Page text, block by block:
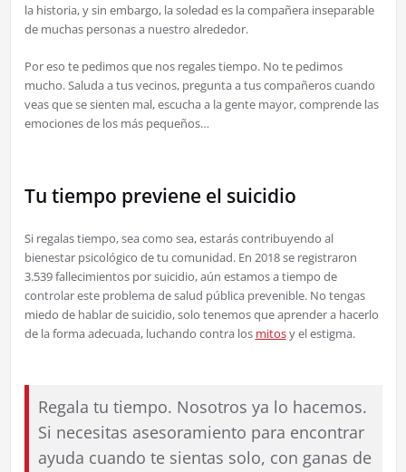
la historia, y sin embargo, la soledad es la compañera inseparable
de muchas personas a nuestro alrededor.
Por eso te pedimos que nos regales tiempo. No te pedimos
mucho. Saluda a tus vecinos, pregunta a tus compañeros cuando
veas que se sienten mal, escucha a la gente mayor, comprende las
emociones de los más pequeños…
Tu tiempo previene el suicidio
Si regalas tiempo, sea como sea, estarás contribuyendo al
bienestar psicológico de tu comunidad. En 2018 se registraron
3.539 fallecimientos por suicidio, aún estamos a tiempo de
controlar este problema de salud pública prevenible. No tengas
miedo de hablar de suicidio, solo tenemos que aprender a hacerlo
de la forma adecuada, luchando contra los mitosy el estigma.
Regala tu tiempo. Nosotros ya lo hacemos.
Si necesitas asesoramiento para encontrar
ayuda cuando te sientas solo, con ganas de